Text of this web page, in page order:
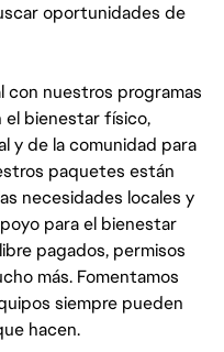
oportunidades de
nuestros programas
bienestar físico,
y de la comunidad para
paquetes están
necesidades locales y
para el bienestar
pagados, permisos
más. Fomentamos
siempre pueden
hacen.